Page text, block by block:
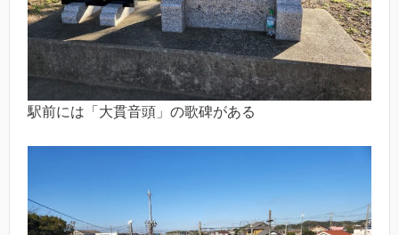
駅前には「大貫音頭」の歌碑がある